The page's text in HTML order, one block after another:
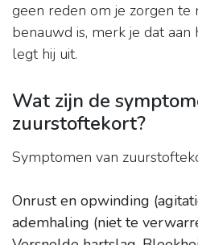
geen reden om je zorgen te
benauwd is, merk je dat aan
legt hij uit.
Wat zijn de
zuurstoftekort?
Symptomen van
Onrust en opwinding
ademhaling (niet te